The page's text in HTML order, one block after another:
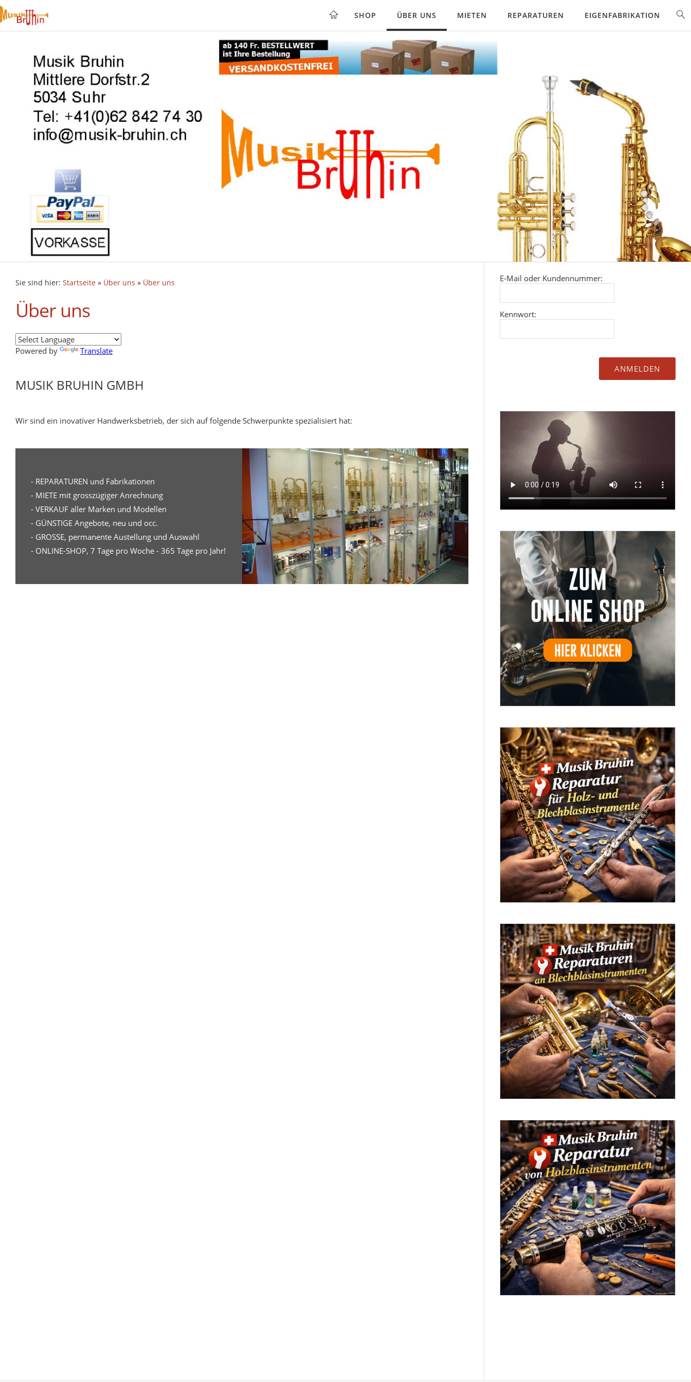
SHOP ÜBER UNS MIETEN REPARATUREN EIGENFABRIKATION
Sie sind hier: Startseite » Über uns » Über uns
Über uns
Powered by Translate
MUSIK BRUHIN GMBH
Wir sind ein inovativer Handwerksbetrieb, der sich auf folgende Schwerpunkte spezialisiert hat:
- REPARATUREN und Fabrikationen
- MIETE mit grosszügiger Anrechnung
- VERKAUF aller Marken und Modellen
- GÜNSTIGE Angebote, neu und occ.
- GROSSE, permanente Austellung und Auswahl
- ONLINE-SHOP, 7 Tage pro Woche - 365 Tage pro Jahr!
E-Mail oder Kundennummer:
Kennwort: